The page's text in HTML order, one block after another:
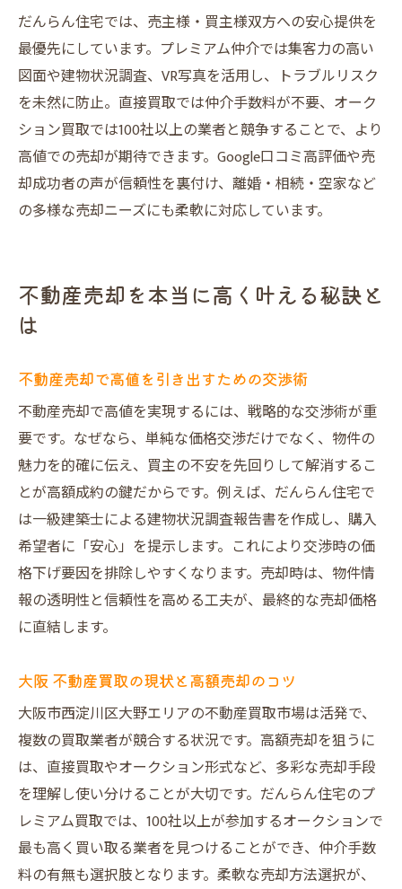
双方の仕組みを知り納得の不動産売却へ
だんらん住宅で安心できる不動産売却の結論
だんらん住宅が選ばれる安心の理由
不動産売却で後悔しないための最終チェッ
ク
口コミ高評価が示す満足度の高さ
大阪市西淀川区大野エリアでの売却成功事
例
将来を見据えた不動産売却のベストな選択
だんらん住宅では、売主様・買主様双方への安心提供を
最優先にしています。プレミアム仲介では集客力の高い
図面や建物状況調査、VR写真を活用し、トラブルリスク
を未然に防止。直接買取では仲介手数料が不要、オーク
ション買取では100社以上の業者と競争することで、より
高値での売却が期待できます。Google口コミ高評価や売
却成功者の声が信頼性を裏付け、離婚・相続・空家など
の多様な売却ニーズにも柔軟に対応しています。
不動産売却を本当に高く叶える秘訣と
は
不動産売却で高値を引き出すための交渉術
不動産売却で高値を実現するには、戦略的な交渉術が重
要です。なぜなら、単純な価格交渉だけでなく、物件の
魅力を的確に伝え、買主の不安を先回りして解消するこ
とが高額成約の鍵だからです。例えば、だんらん住宅で
は一級建築士による建物状況調査報告書を作成し、購入
希望者に「安心」を提示します。これにより交渉時の価
格下げ要因を排除しやすくなります。売却時は、物件情
報の透明性と信頼性を高める工夫が、最終的な売却価格
に直結します。
大阪 不動産買取の現状と高額売却のコツ
大阪市西淀川区大野エリアの不動産買取市場は活発で、
複数の買取業者が競合する状況です。高額売却を狙うに
は、直接買取やオークション形式など、多彩な売却手段
を理解し使い分けることが大切です。だんらん住宅のプ
レミアム買取では、100社以上が参加するオークションで
最も高く買い取る業者を見つけることができ、仲介手数
料の有無も選択肢となります。柔軟な売却方法選択が、